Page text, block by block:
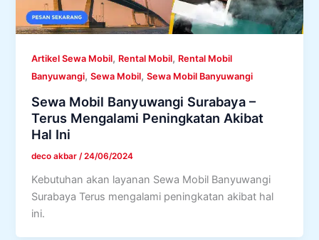
Artikel Sewa Mobil, Rental Mobil, Rental Mobil
Banyuwangi,Sewa Mobil,Sewa Mobil Banyuwangi
Sewa Mobil Banyuwangi Surabaya –
Terus Mengalami Peningkatan Akibat
Hal Ini
deco akbar /24/06/2024
Kebutuhan akan layanan Sewa Mobil Banyuwangi
Surabaya Terus mengalami peningkatan akibat hal
ini.